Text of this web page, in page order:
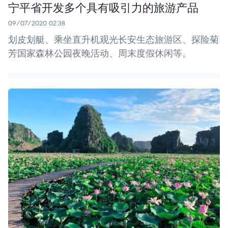
宁平省开发多个具有吸引力的旅游产品
09/07/2020 02:38
划皮划艇、乘坐直升机观光长安生态旅游区、探险菊
芳国家森林公园夜晚活动、周末度假休闲等。